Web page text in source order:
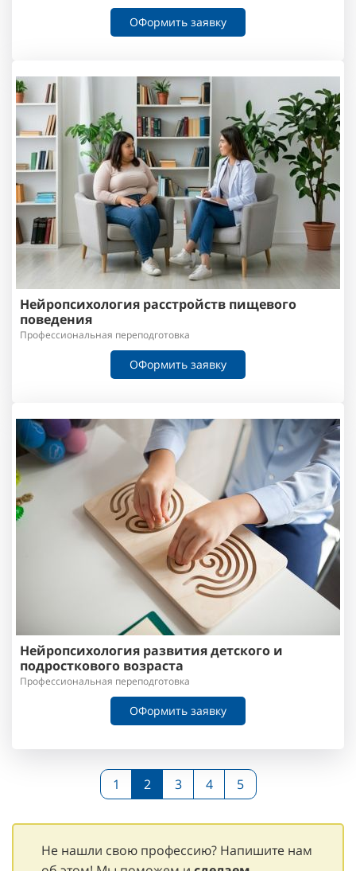
ОФормить заявку
Нейропсихология расстройств пищевого
поведения
Профессиональная переподготовка
ОФормить заявку
Нейропсихология развития детского и
подросткового возраста
Профессиональная переподготовка
ОФормить заявку
1 2 3 4 5
Не нашли свою профессию? Напишите нам